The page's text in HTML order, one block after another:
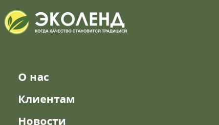
О нас
Клиентам
Новости